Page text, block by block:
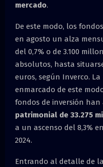
mercado.
De este modo, los
en agosto un alza
del 0,7% o de 3.100
absolutos, hasta
euros, según Inverco.
enmarcado de este
fondos de inversión
patrimonial de 33.275
a un ascenso del 8,3%
2024.
Entrando al detalle de